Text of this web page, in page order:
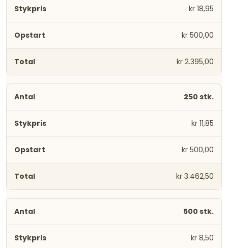
kr 18,95
kr 500,00
kr 2.395,00
250 stk.
kr 11,85
kr 500,00
kr 3.462,50
500 stk.
kr 8,50